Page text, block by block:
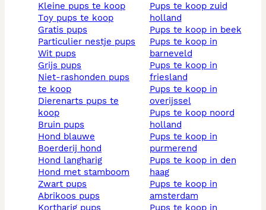
kleine pups te koop
toy pups te koop
gratis pups
particulier nestje pups
wit pups
grijs pups
niet-rashonden pups
te koop
dierenarts pups te
koop
bruin pups
hond blauwe
boerderij hond
hond langharig
hond met stamboom
zwart pups
abrikoos pups
kortharig pups
pups te koop zuid
holland
pups te koop in beek
pups te koop in
barneveld
pups te koop in
friesland
pups te koop in
overijssel
pups te koop noord
holland
pups te koop in
purmerend
pups te koop in den
haag
pups te koop in
amsterdam
pups te koop in